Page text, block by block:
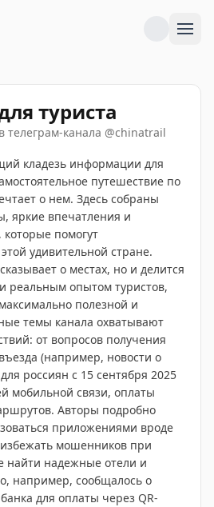
туриста
телеграм-канала @chinatrail
кладезь информации для
путешествие по
о нем. Здесь собраны
яркие впечатления и
которые помогут
удивительной стране.
о местах, но и делится
реальным опытом туристов,
полезной и
темы канала охватывают
от вопросов получения
(например, новости о
россиян с 15 сентября 2025
мобильной связи, оплаты
Авторы подробно
приложениями вроде
мошенников при
найти надежные отели и
например, сообщалось о
для оплаты через QR-